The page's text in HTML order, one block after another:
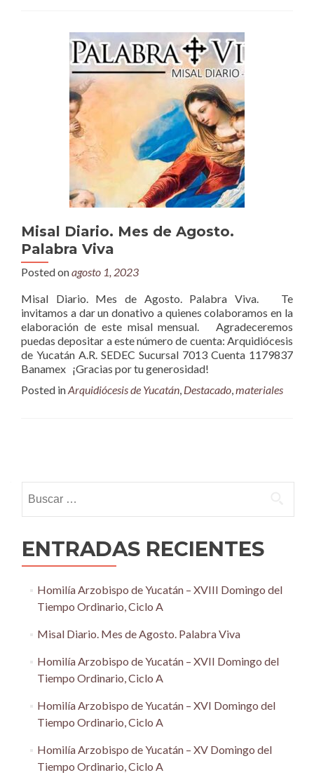
Misal Diario. Mes de Agosto.
Palabra Viva
Posted onagosto 1, 2023
Misal Diario. Mes de Agosto. Palabra Viva. Te
invitamos a dar un donativo a quienes colaboramos en la
elaboración de este misal mensual. Agradeceremos
puedas depositar a este número de cuenta: Arquidiócesis
de Yucatán A.R. SEDEC Sucursal 7013 Cuenta 1179837
Banamex ¡Gracias por tu generosidad!
Posted inArquidiócesis de Yucatán, Destacado,materiales
navigation
ENTRADAS RECIENTES
Homilía Arzobispo de Yucatán – XVIII Domingo del
Tiempo Ordinario, Ciclo A
Misal Diario. Mes de Agosto. Palabra Viva
Homilía Arzobispo de Yucatán – XVII Domingo del
Tiempo Ordinario, Ciclo A
Homilía Arzobispo de Yucatán – XVI Domingo del
Tiempo Ordinario, Ciclo A
Homilía Arzobispo de Yucatán – XV Domingo del
Tiempo Ordinario, Ciclo A